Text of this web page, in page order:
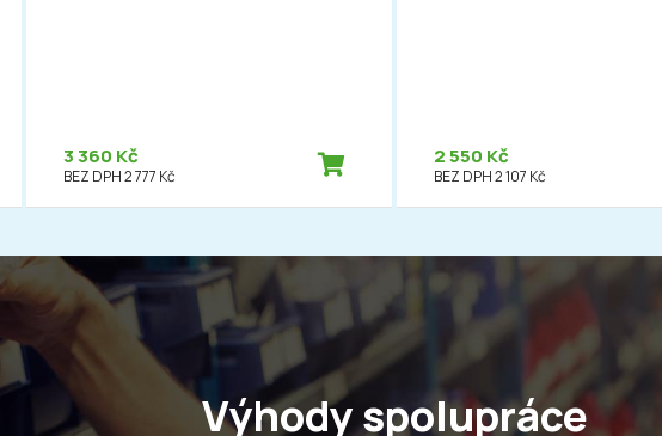
3 360 Kč
BEZ DPH 2 777 Kč
2 550 Kč
BEZ DPH 2 107 Kč
Výhody spolupráce